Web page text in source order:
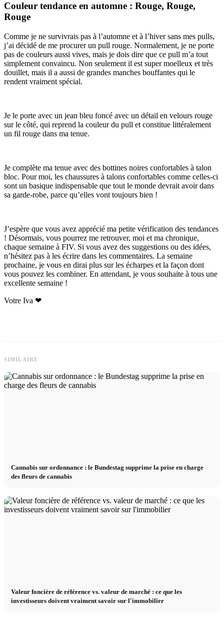
Couleur tendance en automne : Rouge, Rouge,
Rouge
Comme je ne survivrais pas à l’automne et à l’hiver sans mes pulls,
j’ai décidé de me procurer un pull rouge. Normalement, je ne porte
pas de couleurs aussi vives, mais je dois dire que ce pull m’a tout
simplement convaincu. Non seulement il est super moelleux et très
douillet, mais il a aussi de grandes manches bouffantes qui le
rendent vraiment spécial.
Je le porte avec un jean bleu foncé avec un détail en velours rouge
sur le côté, qui reprend la couleur du pull et constitue littéralement
un fil rouge dans ma tenue.
Je complète ma tenue avec des bottines noires confortables à talon
bloc. Pour moi, les chaussures à talons confortables comme celles-ci
sont un basique indispensable que tout le monde devrait avoir dans
sa garde-robe, parce qu’elles vont toujours bien !
J’espère que vous avez apprécié ma petite vérification des tendances
! Désormais, vous pourrez me retrouver, moi et ma chronique,
chaque semaine à FIV. Si vous avez des suggestions ou des idées,
n’hésitez pas à les écrire dans les commentaires. La semaine
prochaine, je vous en dirai plus sur les écharpes et la façon dont
vous pouvez les combiner. En attendant, je vous souhaite à tous une
excellente semaine !
Votre Iva ❤
SIMILAIRE
Cannabis sur ordonnance : le Bundestag supprime la prise en charge
des fleurs de cannabis
Valeur foncière de référence vs. valeur de marché : ce que les
investisseurs doivent vraiment savoir sur l'immobilier